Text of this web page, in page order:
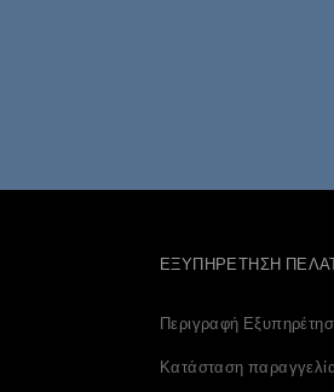
ΕΞΥΠΗΡΈΤΗΣΗ
Περιγραφή
Κατάσταση